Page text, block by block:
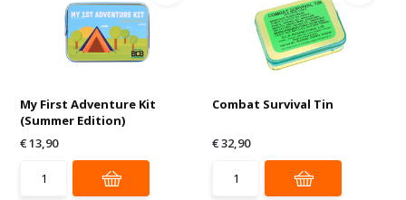
My First Adventure Kit
(Summer Edition)
€ 13,90
Combat Survival Tin
€ 32,90